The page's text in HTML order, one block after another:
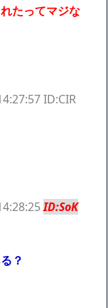
たってマジな
ID:CIR
ID:SoK
？